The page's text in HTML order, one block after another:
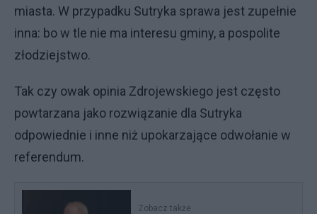
miasta. W przypadku Sutryka sprawa jest zupełnie
inna: bo w tle nie ma interesu gminy, a pospolite
złodziejstwo.
Tak czy owak opinia Zdrojewskiego jest często
powtarzana jako rozwiązanie dla Sutryka
odpowiednie i inne niż upokarzające odwołanie w
referendum.
Zobacz także